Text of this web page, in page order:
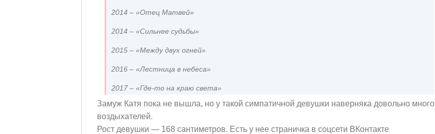
2014 – «Отец Матвей»
2014 – «Сильнее судьбы»
2015 – «Между двух огней»
2016 – «Лестница в небеса»
2017 – «Где-то на краю света»
Замуж Катя пока не вышла, но у такой симпатичной девушки наверняка довольно много
воздыхателей.
Рост девушки — 168 сантиметров. Есть у нее страничка в соцсети ВКонтакте